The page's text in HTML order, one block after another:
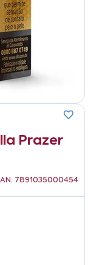
Prazer
7891035000454